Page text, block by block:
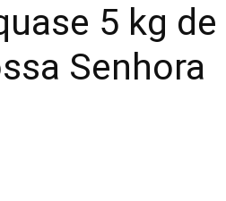
5 kg de
Senhora